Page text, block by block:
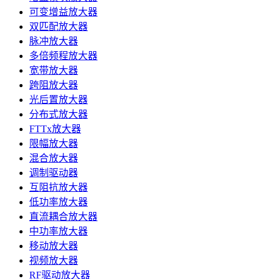
可变增益放大器
双匹配放大器
脉冲放大器
多倍频程放大器
宽带放大器
跨阻放大器
光后置放大器
分布式放大器
FTTx放大器
限幅放大器
混合放大器
调制驱动器
互阻抗放大器
低功率放大器
直流耦合放大器
中功率放大器
移动放大器
视频放大器
RF驱动放大器